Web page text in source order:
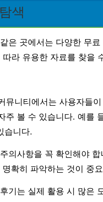
색
은 곳에서는 다양한 무
라 유용한 자료를 찾을
뮤니티에서는 사용자들
볼 수 있습니다. 예를 들
습니다.
의사항을 꼭 확인해야
확히 파악하는 것이 중
기는 실제 활용 시 많은